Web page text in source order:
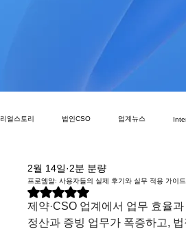
리얼스토리 법인CSO 업계뉴스
프로엠알: 사용자들의 실제 후기와 실무 적용 가이드
2월 14일 2분 분량
별점 5점 중 NaN점을 주었습니다.
제약·CSO 업계에서 업무 효율
정산과 증빙 업무가 폭증하고,